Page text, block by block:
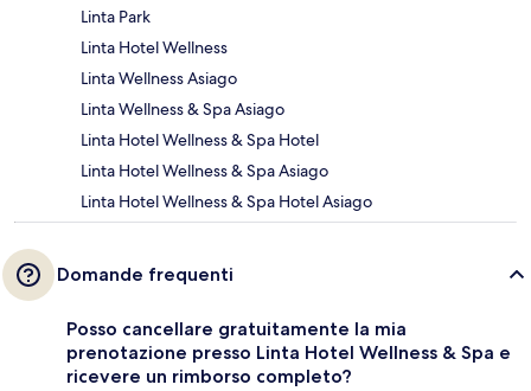
Linta Park
Linta Hotel Wellness
Linta Wellness Asiago
Linta Wellness & Spa Asiago
Linta Hotel Wellness & Spa Hotel
Linta Hotel Wellness & Spa Asiago
Linta Hotel Wellness & Spa Hotel Asiago
Domande frequenti
Posso cancellare gratuitamente la mia
prenotazione presso Linta Hotel Wellness & Spa e
ricevere un rimborso completo?